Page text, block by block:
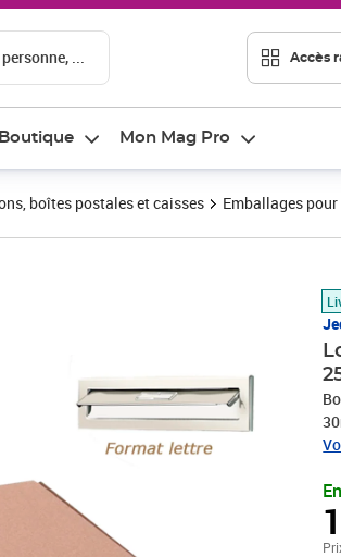
... Accès
Boutique Mon Mag Pro
boîtes postales et caisses Emballages